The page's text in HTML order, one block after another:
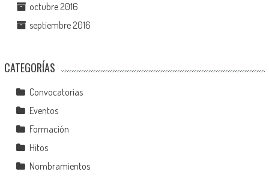
octubre 2016
septiembre 2016
CATEGORÍAS
Convocatorias
Eventos
Formación
Hitos
Nombramientos